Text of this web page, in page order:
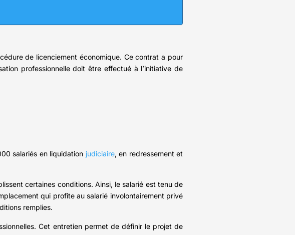
de licenciement économique. Ce contrat a pour
professionnelle doit être effectué à l’initiative de
salariés en liquidation judiciaire, en redressement et
certaines conditions. Ainsi, le salarié est tenu de
qui profite au salarié involontairement privé
remplies.
Cet entretien permet de définir le projet de